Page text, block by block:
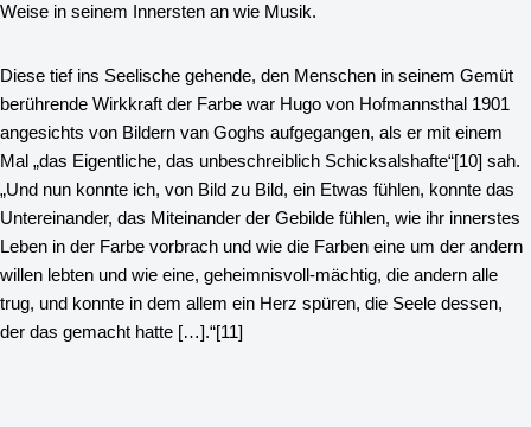
Weise in seinem Innersten an wie Musik.
Diese tief ins Seelische gehende, den Menschen in seinem Gemüt
berührende Wirkkraft der Farbe war Hugo von Hofmannsthal 1901
angesichts von Bildern van Goghs aufgegangen, als er mit einem
Mal „das Eigentliche, das unbeschreiblich Schicksalshafte“[10] sah.
„Und nun konnte ich, von Bild zu Bild, ein Etwas fühlen, konnte das
Untereinander, das Miteinander der Gebilde fühlen, wie ihr innerstes
Leben in der Farbe vorbrach und wie die Farben eine um der andern
willen lebten und wie eine, geheimnisvoll-mächtig, die andern alle
trug, und konnte in dem allem ein Herz spüren, die Seele dessen,
der das gemacht hatte […].“[11]